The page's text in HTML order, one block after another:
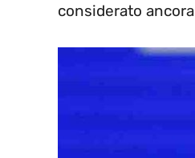
considerato